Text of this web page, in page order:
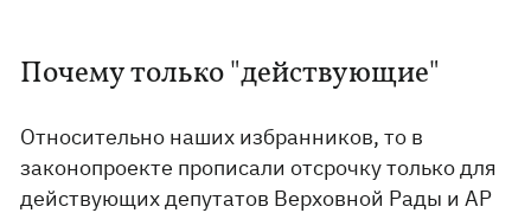
Почему только "действующие"
Относительно наших избранников, то в
законопроекте прописали отсрочку только для
действующих депутатов Верховной Рады и АР